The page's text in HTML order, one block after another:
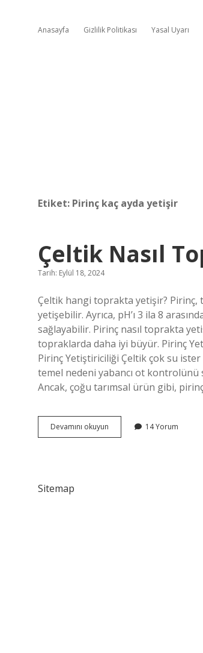
Anasayfa Gizlilik Politikası Yasal Uyarı
Etiket: Pirinç kaç ayda yetişir
Çeltik Nasıl
Tarih: Eylül 18, 2024
Çeltik hangi toprakta yetişir? Pirinç,
yetişebilir. Ayrıca, pH’ı 3 ila 8
sağlayabilir. Pirinç nasıl toprakta
topraklarda daha iyi büyür. Pirinç
Pirinç Yetiştiriciliği Çeltik çok su
temel nedeni yabancı ot kontrolünü
Ancak, çoğu tarımsal ürün gibi,
Devamını okuyun
Nasıl
14 Yorum
Sitemap